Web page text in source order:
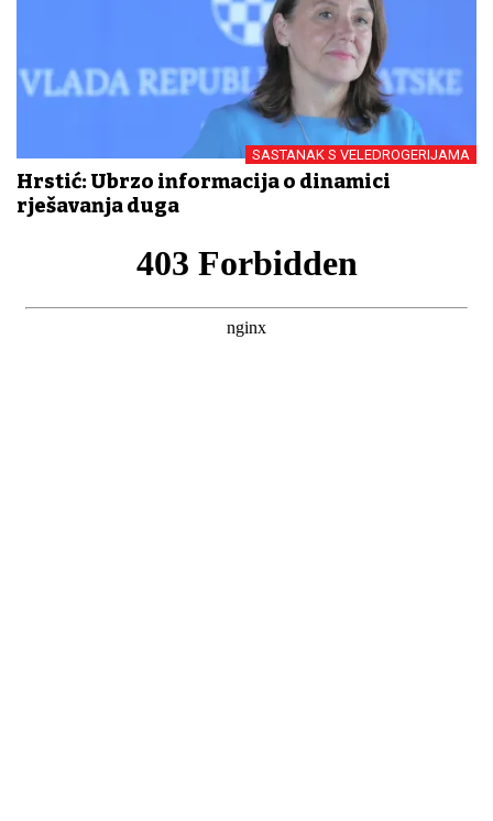
SASTANAK S VELEDROGERIJAMA
Hrstić: Ubrzo informacija o dinamici
rješavanja duga